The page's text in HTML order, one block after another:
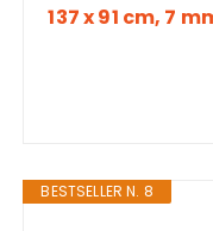
137 x 91 cm, 7
BESTSELLER N. 8